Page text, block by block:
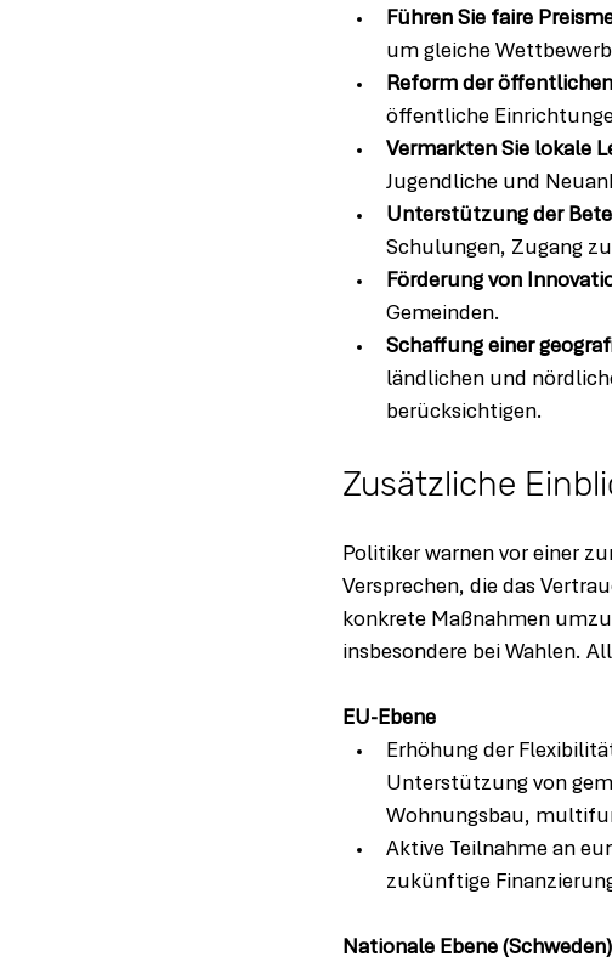
Führen Sie faire
um gleiche
Reform der
öffentliche
Vermarkten Sie lokale
Jugendliche und
Unterstützung der
Schulungen, Zugang
Förderung von
Gemeinden.
Schaffung einer
ländlichen und
berücksichtigen.
Zusätzliche
Politiker warnen vor einer
Versprechen, die das
konkrete Maßnahmen
insbesondere bei Wahlen.
EU-Ebene
Erhöhung der
Unterstützung von
Wohnungsbau,
Aktive Teilnahme an
zukünftige
Nationale Ebene (Schweden)